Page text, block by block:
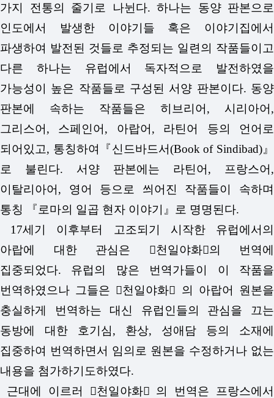
가지 전통의 줄기로 나뉜다. 하나는 동양 판본으로
인도에서 발생한 이야기들 혹은 이야기집에서
파생하여 발전된 것들로 추정되는 일련의 작품들이고
다른 하나는 유럽에서 독자적으로 발전하였을
가능성이 높은 작품들로 구성된 서양 판본이다. 동양
판본에 속하는 작품들은 히브리어, 시리아어,
그리스어, 스페인어, 아랍어, 라틴어 등의 언어로
되어있고, 통칭하여『신드바드서(Book of Sindibad)』
로 불린다. 서양 판본에는 라틴어, 프랑스어,
이탈리아어, 영어 등으로 씌어진 작품들이 속하며
통칭 『로마의 일곱 현자 이야기』로 명명된다.
17세기 이후부터 고조되기 시작한 유럽에서의
아랍에 대한 관심은 󰡔천일야화󰡕의 번역에
집중되었다. 유럽의 많은 번역가들이 이 작품을
번역하였으나 그들은 󰡔천일야화󰡕 의 아랍어 원본을
충실하게 번역하는 대신 유럽인들의 관심을 끄는
동방에 대한 호기심, 환상, 성애담 등의 소재에
집중하여 번역하면서 임의로 원본을 수정하거나 없는
내용을 첨가하기도하였다.
근대에 이르러 󰡔천일야화󰡕 의 번역은 프랑스에서